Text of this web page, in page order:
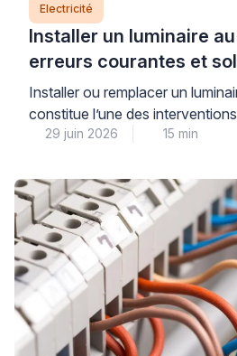
Electricité
Installer un luminaire
erreurs courantes et
support bloque
Installer ou remplacer un
constitue l’une des
courantes, mais elle soulève
Lorsque le support résiste au
système de raccordement
ou que le poids du luminaire
parfaitement légitime d’hésiter
29 juin 2026 15 min